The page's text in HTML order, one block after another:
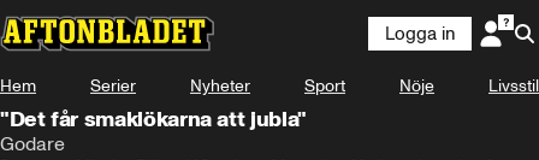
Logga in
Hem Serier Nyheter Sport Nöje Livsstil
"Det får smaklökarna att jubla"
Godare